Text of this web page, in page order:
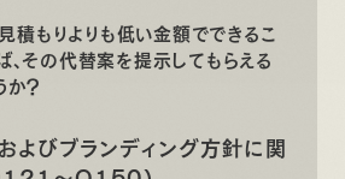
もりよりも低い金額でできるこ
、その代替案を提示してもらえる
か？
よびブランディング方針に関